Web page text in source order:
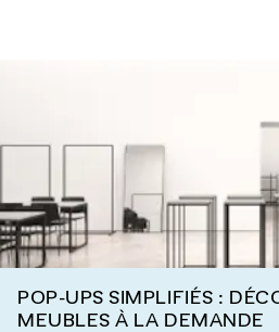
POP-UPS SIMPLIFIÉS :
MEUBLES À LA DEMANDE